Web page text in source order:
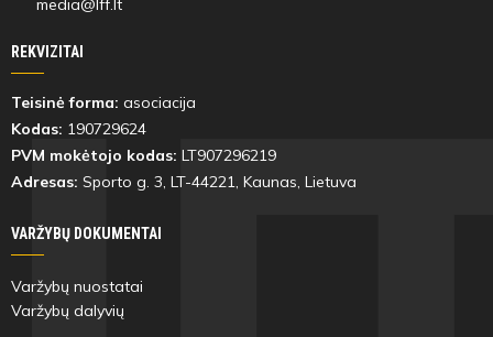
media@lff.lt
REKVIZITAI
Teisinė forma: asociacija
Kodas: 190729624
PVM mokėtojo kodas: LT907296219
Adresas: Sporto g. 3, LT-44221, Kaunas, Lietuva
VARŽYBŲ DOKUMENTAI
Varžybų nuostatai
Varžybų dalyvių